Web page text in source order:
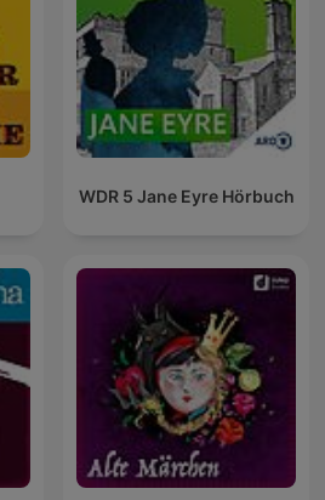
WDR 5 Jane Eyre Hörbuch